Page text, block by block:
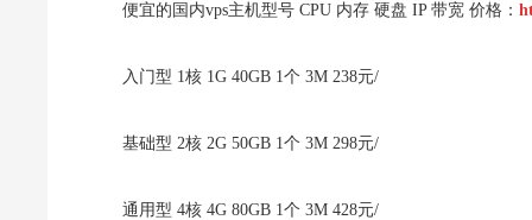
便宜的国内vps主机型号 CPU 内存 硬盘 IP 带宽 价格：
入门型 1核 1G 40GB 1个 3M 238元/
基础型 2核 2G 50GB 1个 3M 298元/
通用型 4核 4G 80GB 1个 3M 428元/